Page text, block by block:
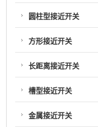
圆柱型接近开关
方形接近开关
长距离接近开关
槽型接近开关
金属接近开关